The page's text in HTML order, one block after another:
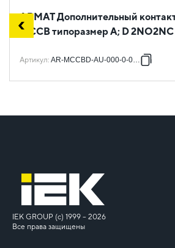
ARMAT Дополнительный
MCCB типоразмер A; D
Артикул: AR-MCCBD-AU-000-0-03-C
IEK GROUP (c) 1999 – 2026
Все права защищены